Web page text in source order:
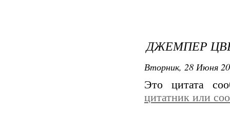
ДЖЕМПЕР
Вторник, 28 Июня
Это цитата
цитатник или